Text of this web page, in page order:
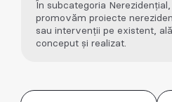
În subcategoria
promovăm proiecte
sau intervenții pe existent,
conceput și realizat.